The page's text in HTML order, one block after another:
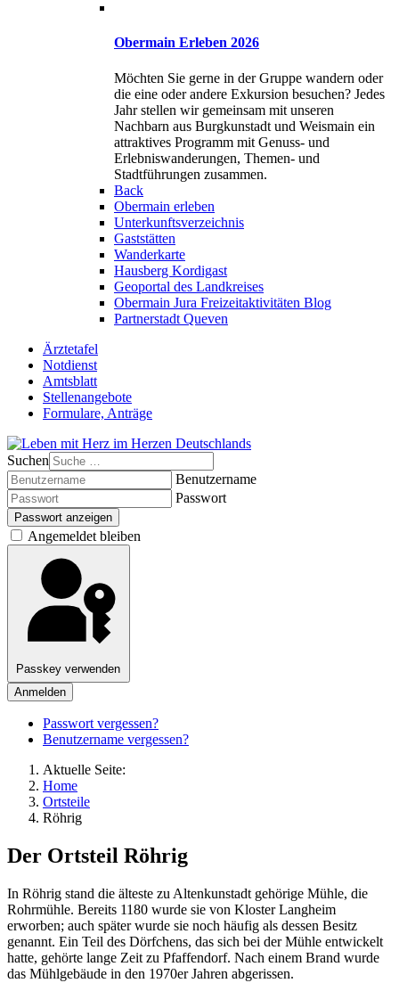
Obermain Erleben 2026
Möchten Sie gerne in der Gruppe wandern oder
die eine oder andere Exkursion besuchen? Jedes
Jahr stellen wir gemeinsam mit unseren
Nachbarn aus Burgkunstadt und Weismain ein
attraktives Programm mit Genuss- und
Erlebniswanderungen, Themen- und
Stadtführungen zusammen.
Back
Obermain erleben
Unterkunftsverzeichnis
Gaststätten
Wanderkarte
Hausberg Kordigast
Geoportal des Landkreises
Obermain Jura Freizeitaktivitäten Blog
Partnerstadt Queven
Ärztetafel
Notdienst
Amtsblatt
Stellenangebote
Formulare, Anträge
Suchen
Benutzername
Passwort
Passwort anzeigen
Angemeldet bleiben
Passkey verwenden
Anmelden
Passwort vergessen?
Benutzername vergessen?
Aktuelle Seite:
Home
Ortsteile
Röhrig
Der Ortsteil Röhrig
In Röhrig stand die älteste zu Altenkunstadt gehörige Mühle, die
Rohrmühle. Bereits 1180 wurde sie von Kloster Langheim
erworben; auch später wurde sie noch häufig als dessen Besitz
genannt. Ein Teil des Dörfchens, das sich bei der Mühle entwickelt
hatte, gehörte lange Zeit zu Pfaffendorf. Nach einem Brand wurde
das Mühlgebäude in den 1970er Jahren abgerissen.